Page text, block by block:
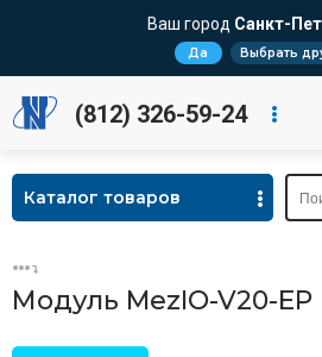
Ваш город Санкт-
Да Выбрать
(812) 326-59-24
Каталог товаров
Модуль MezIO-V20-EP